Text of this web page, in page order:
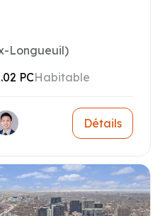
Longueuil)
PCHabitable
Détails